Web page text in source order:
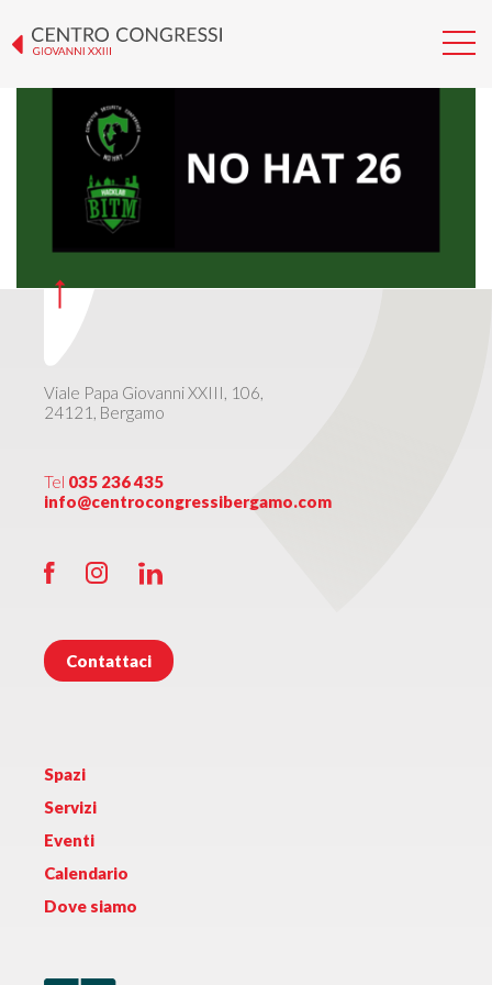
NO HAT 26
Viale Papa Giovanni XXIII, 106,
24121, Bergamo
Tel 035 236 435
info@centrocongressibergamo.com
Contattaci
Spazi
Servizi
Eventi
Calendario
Dove siamo